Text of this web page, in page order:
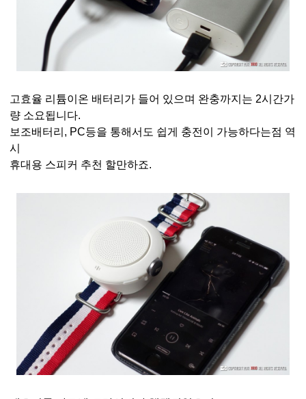
고효율 리튬이온 배터리가 들어 있으며 완충까지는 2시간가
량 소요됩니다.
보조배터리, PC등을 통해서도 쉽게 충전이 가능하다는점 역
시
휴대용 스피커 추천 할만하죠.